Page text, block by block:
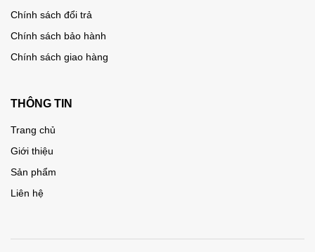
Chính sách đổi trả
Chính sách bảo hành
Chính sách giao hàng
THÔNG TIN
Trang chủ
Giới thiệu
Sản phẩm
Liên hệ